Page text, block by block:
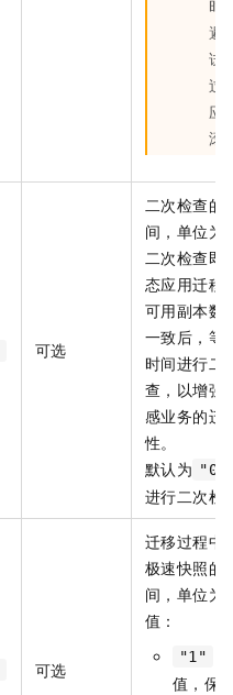
时
避
试
过
应
滚
可选
二次检查的
间，单位为
二次检查即
态应用迁移
可用副本数
一致后，等
时间进行二
查，以增强
感业务的迁
性。
默认为 "0"
进行二次检
可选
迁移过程中
极速快照的
间，单位为
值：
"1"
值，保